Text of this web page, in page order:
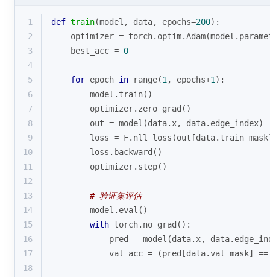
1 def train(model, data, epochs=200):
2
optimizer =
3
    best_acc =
0
4
5
for epoch in range(1 , epochs+1 ):
6
        model.train()
7
        optimizer.zero_grad()
8
        out = model(data.x, data.edge_index)
9
loss =
10
        loss.backward()
11
        optimizer.step()
12
13
# 验证集评估
14
        model.
eval ()
15
with torch.no_grad():
16
pred = model(data.x,
17
val_acc = (pred[data.val_mask]
18